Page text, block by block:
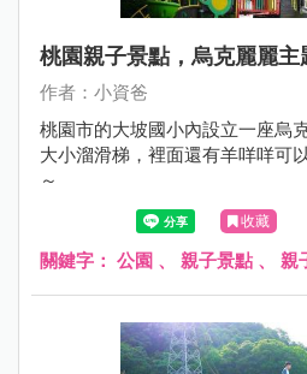
桃園親子景點，烏克麗麗主
作者：小資爸
桃園市的大坡國小內設立一座烏
大小溜滑梯，裡面還有羊咩咩可
～
收藏
關鍵字： 公園 、 親子景點 、 親